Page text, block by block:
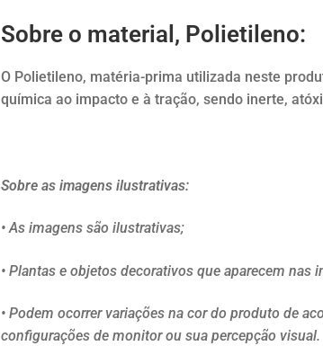
Sobre o material, Polietileno:
O Polietileno, matéria-prima utilizada neste
química ao impacto e à tração, sendo inerte,
Sobre as imagens ilustrativas:
• As imagens são ilustrativas;
• Plantas e objetos decorativos que aparecem nas
• Podem ocorrer variações na cor do produto de
configurações de monitor ou sua percepção visual.